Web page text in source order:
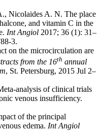
Nicolaides A. N. The place
and vitamin C in the
Int Angiol 2017; 36 (1): 31–
3.
on the microcirculation are
from the 16th annual
, St. Petersburg, 2015 Jul 2–
analysis of clinical trials
venous insufficiency.
of the principal
edema. Int Angiol